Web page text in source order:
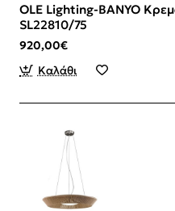
OLE Lighting-BANYO
SL22810/75
920,00€
Καλάθι